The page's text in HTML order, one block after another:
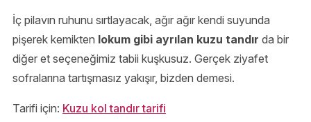
İç pilavın ruhunu sırtlayacak, ağır ağır kendi suyunda
pişerek kemikten lokum gibi ayrılan kuzu tandır da bir
diğer et seçeneğimiz tabii kuşkusuz. Gerçek ziyafet
sofralarına tartışmasız yakışır, bizden demesi.
Tarifi için: Kuzu kol tandır tarifi